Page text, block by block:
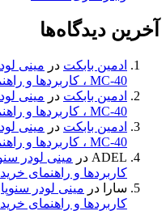
آخرین دیدگاه‌ها
ادمین بابکت در
MC-40 ، کاربردها و راهنمای خرید
ادمین بابکت در
MC-40 ، کاربردها و راهنمای خرید
ادمین بابکت در
MC-40 ، کاربردها و راهنمای خرید
ADEL در
کاربردها و راهنمای خرید
سارا
در
کاربردها و راهنمای خرید